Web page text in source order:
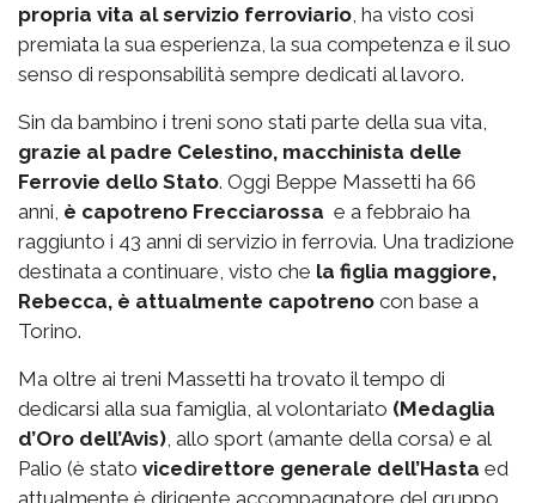
propria vita al servizio ferroviario , ha visto così
premiata la sua esperienza, la sua competenza e il suo
senso di responsabilità sempre dedicati al lavoro.
Sin da bambino i treni sono stati parte della sua vita,
grazie al padre Celestino, macchinista delle
Ferrovie dello Stato. Oggi Beppe Massetti ha 66
anni, è capotreno Frecciarossa e a febbraio ha
raggiunto i 43 anni di servizio in ferrovia. Una tradizione
destinata a continuare, visto che la figlia maggiore,
Rebecca, è attualmente capotreno con base a
Torino.
Ma oltre ai treni Massetti ha trovato il tempo di
dedicarsi alla sua famiglia, al volontariato (Medaglia
d’Oro dell’Avis) , allo sport (amante della corsa) e al
Palio (è stato vicedirettore generale dell’Hasta ed
attualmente è dirigente accompagnatore del gruppo